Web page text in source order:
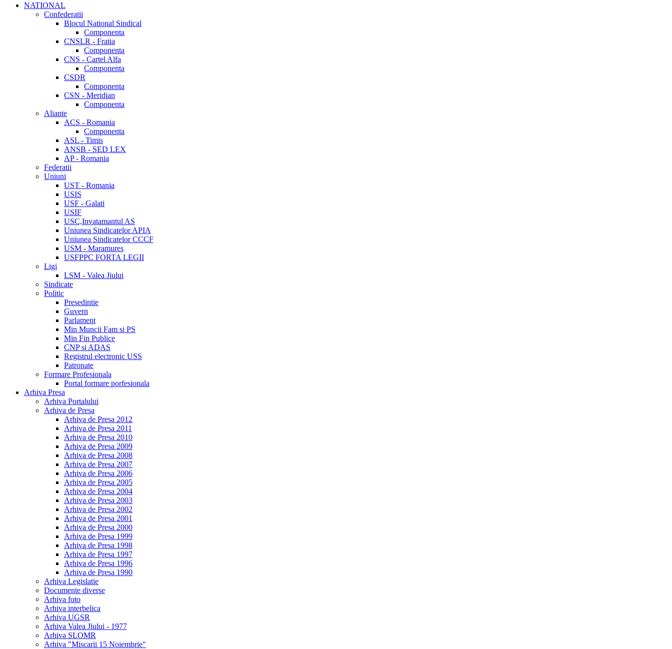
NATIONAL
Confederatii
Blocul National Sindical
Componenta
CNSLR - Fratia
Componenta
CNS - Cartel Alfa
Componenta
CSDR
Componenta
CSN - Meridian
Componenta
Aliante
ACS - Romania
Componenta
ASL - Timis
ANSB - SED LEX
AP - Romania
Federatii
Uniuni
UST - Romania
USIS
USF - Galati
USIF
USC,Invatamantul AS
Uniunea Sindicatelor APIA
Uniunea Sindicatelor CCCF
USM - Maramures
USFPPC FORTA LEGII
Ligi
LSM - Valea Jiului
Sindicate
Politic
Presedintie
Guvern
Parlament
Min Muncii Fam si PS
Min Fin Publice
CNP si ADAS
Registrul electronic USS
Patronate
Formare Profesionala
Portal formare porfesionala
Arhiva Presa
Arhiva Portalului
Arhiva de Presa
Arhiva de Presa 2012
Arhiva de Presa 2011
Arhiva de Presa 2010
Arhiva de Presa 2009
Arhiva de Presa 2008
Arhiva de Presa 2007
Arhiva de Presa 2006
Arhiva de Presa 2005
Arhiva de Presa 2004
Arhiva de Presa 2003
Arhiva de Presa 2002
Arhiva de Presa 2001
Arhiva de Presa 2000
Arhiva de Presa 1999
Arhiva de Presa 1998
Arhiva de Presa 1997
Arhiva de Presa 1996
Arhiva de Presa 1990
Arhiva Legislatie
Documente diverse
Arhiva foto
Arhiva interbelica
Arhiva UGSR
Arhiva Valea Jiului - 1977
Arhiva SLOMR
Arhiva "Miscarii 15 Noiembrie"